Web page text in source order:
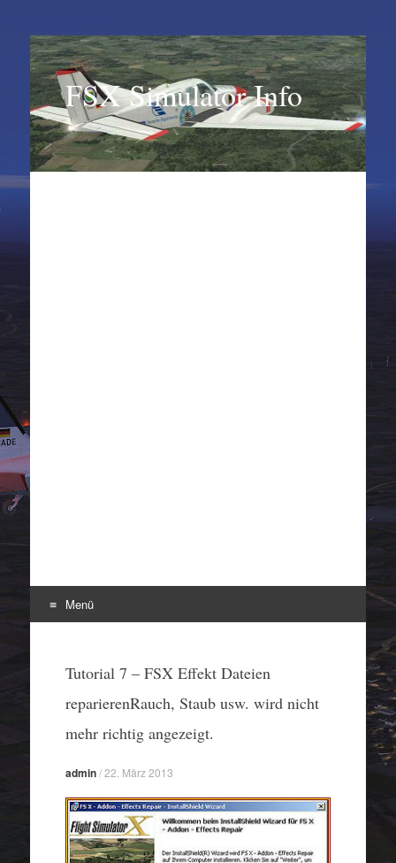
FSX Simulator Info
Menü
springenTutorial 7 – FSX Effekt Dateien
reparierenRauch, Staub usw. wird nicht
mehr richtig angezeigt.
admin/22. März 2013